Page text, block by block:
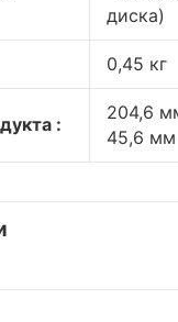
диска)
0,45 кг
:
204,6
45,6